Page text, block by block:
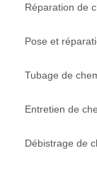
Réparation de
Pose et
Tubage de
Entretien de
Débistrage de